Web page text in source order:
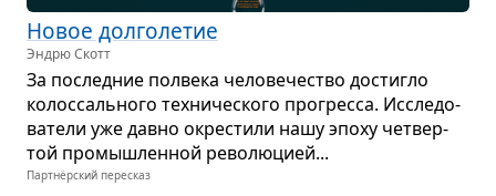
Новое дол­го­ле­тие
Эндрю Скотт
За послед­ние пол­века чело­ве­че­ство достигло
колос­саль­ного тех­ни­че­ского про­гресса. Иссле­до­
ва­тели уже давно окре­стили нашу эпоху чет­вер­
той про­мыш­лен­ной рево­лю­цией...
Партнёрский пересказ